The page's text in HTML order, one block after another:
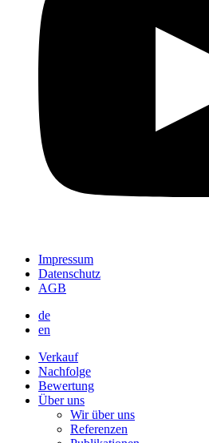
Impressum
Datenschutz
AGB
de
en
Verkauf
Nachfolge
Bewertung
Über uns
Wir über uns
Referenzen